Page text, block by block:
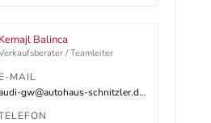
Kemajl Balinca
/ Teamleiter
E-MAIL
audi-gw@autohaus-schnitzler.dealerdesk.de